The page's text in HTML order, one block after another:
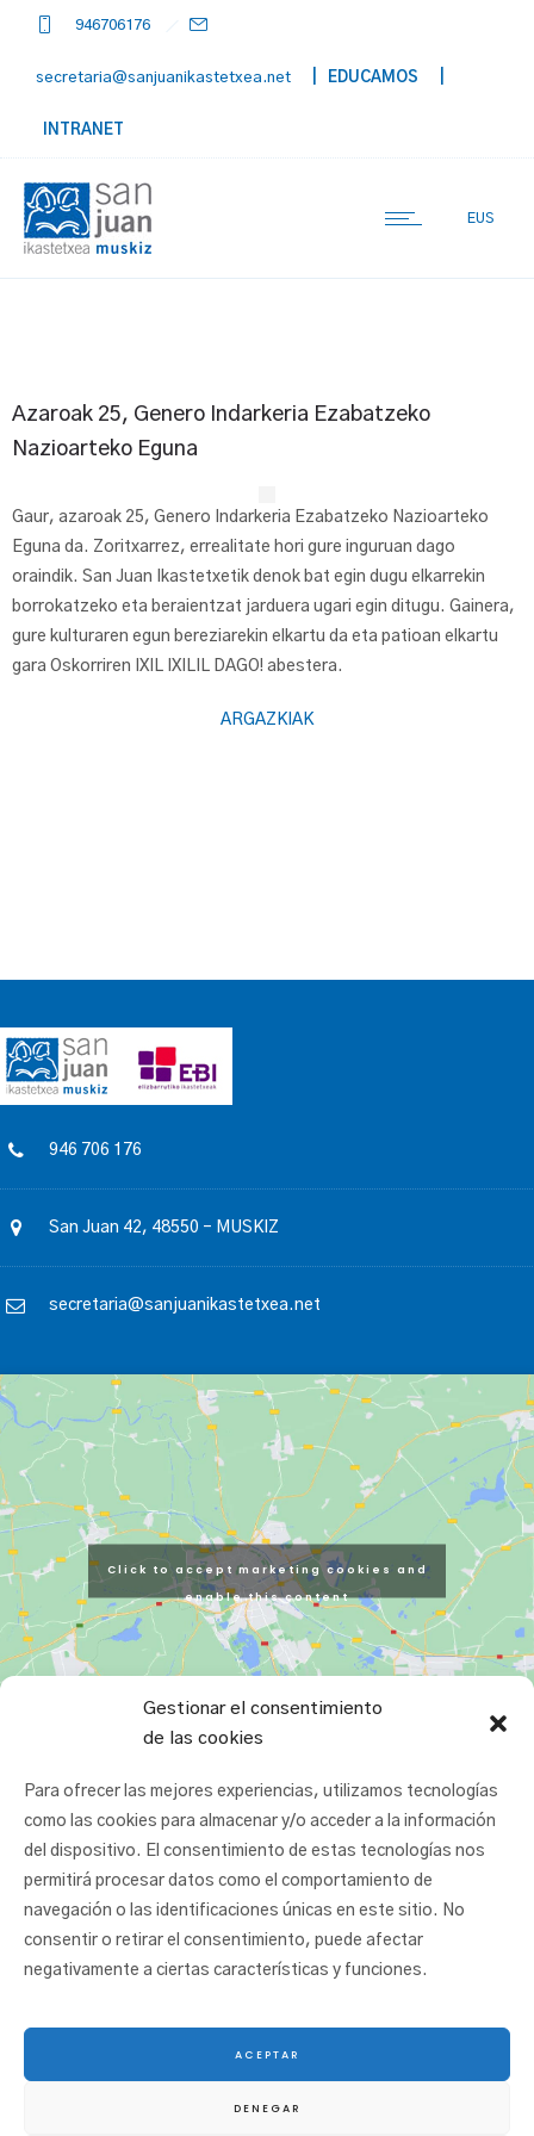
Gestionar el consentimiento
de las cookies
Para ofrecer las mejores experiencias, utilizamos tecnologías
como las cookies para almacenar y/o acceder a la información
del dispositivo. El consentimiento de estas tecnologías nos
permitirá procesar datos como el comportamiento de
navegación o las identificaciones únicas en este sitio. No
consentir o retirar el consentimiento, puede afectar
negativamente a ciertas características y funciones.
ACEPTAR
DENEGAR
946706176
secretaria@sanjuanikastetxea.net | EDUCAMOS
INTRANET
EUS
Azaroak 25, Genero Indarkeria Ezabatzeko
Nazioarteko Eguna
Gaur, azaroak 25, Genero Indarkeria Ezabatzeko Nazioarteko
Eguna da. Zoritxarrez, errealitate hori gure inguruan dago
oraindik. San Juan Ikastetxetik denok bat egin dugu elkarrekin
borrokatzeko eta beraientzat jarduera ugari egin ditugu. Gainera,
gure kulturaren egun bereziarekin elkartu da eta patioan elkartu
gara Oskorriren IXIL IXILIL DAGO! abestera.
ARGAZKIAK
946 706 176
San Juan 42, 48550 – MUSKIZ
secretaria@sanjuanikastetxea.net
Click to accept marketing cookies and
enable this content
Aviso legal|